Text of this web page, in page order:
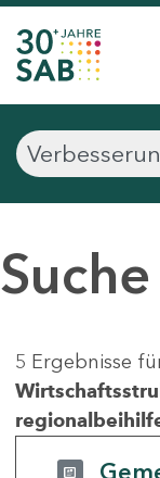
Suche
5 Ergebnisse